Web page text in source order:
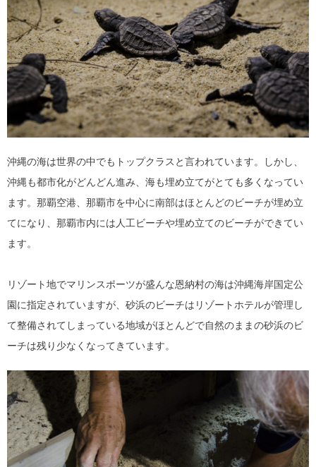
沖縄の海は世界の中でもトップクラスと言われています。しかし、
沖縄も都市化がどんどん進み、海も埋め立てがとても多くなってい
ます。那覇空港、那覇市を中心に南部はほとんどのビーチが埋め立
てになり、那覇市内には人工ビーチや埋め立てのビーチができてい
ます。
リゾート地でマリンスポーツが盛んな恩納村の海は沖縄海岸国定公
園に指定されていますが、砂浜のビーチはリゾートホテルが管理し
て整備されてしまっている地域がほとんどで自然のままの砂浜のビ
ーチは残り少なくなってきています。